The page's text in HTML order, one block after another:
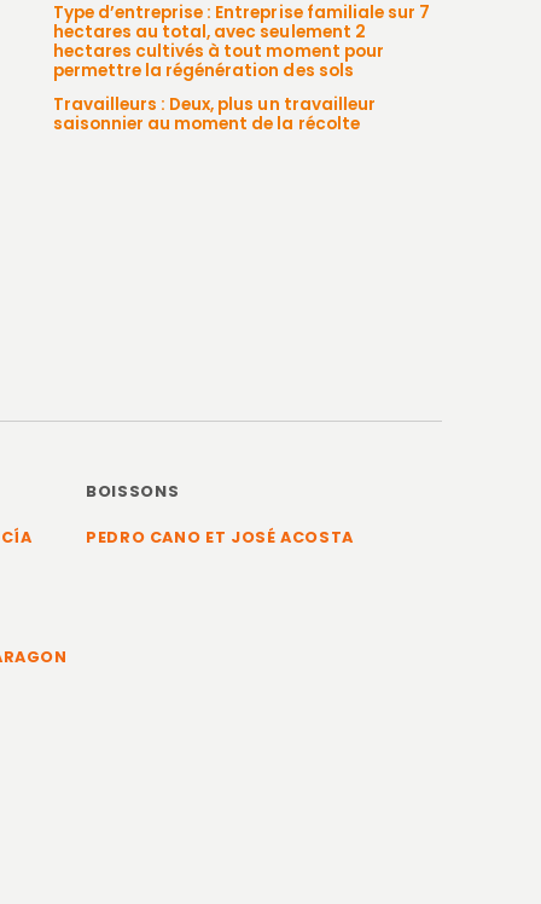
Type d’entreprise : Entreprise familiale sur 7
hectares au total, avec seulement 2
hectares cultivés à tout moment pour
permettre la régénération des sols
Travailleurs : Deux, plus un travailleur
saisonnier au moment de la récolte
BOISSONS
PEDRO CANO ET JOSÉ ACOSTA